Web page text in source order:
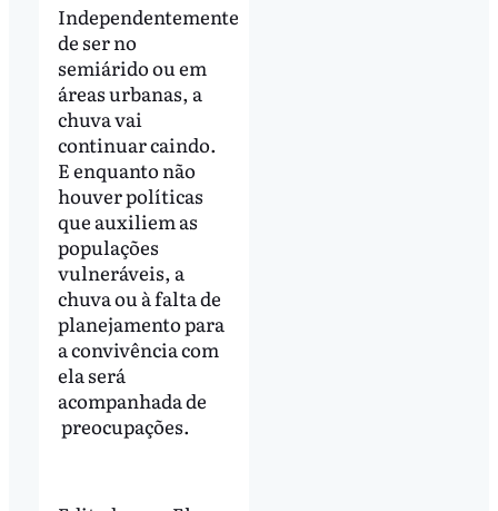
Independentemente
de ser no
semiárido ou em
áreas urbanas, a
chuva vai
continuar caindo.
E enquanto não
houver políticas
que auxiliem as
populações
vulneráveis, a
chuva ou à falta de
planejamento para
a convivência com
ela será
acompanhada de
preocupações.